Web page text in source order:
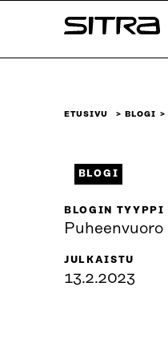
sisältöön
Sitra
ETUSIVU BLOGI
BLOGI
BLOGIN TYYPPI
Puheenvuoro
JULKAISTU
13.2.2023